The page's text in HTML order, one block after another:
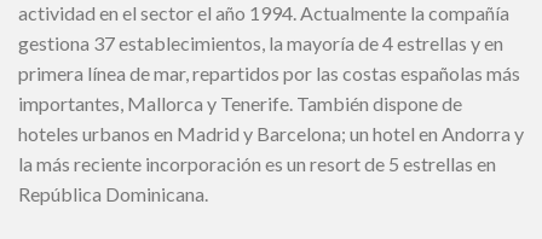
actividad en el sector el año 1994. Actualmente la compañía
gestiona 37 establecimientos, la mayoría de 4 estrellas y en
primera línea de mar, repartidos por las costas españolas más
importantes, Mallorca y Tenerife. También dispone de
hoteles urbanos en Madrid y Barcelona; un hotel en Andorra y
la más reciente incorporación es un resort de 5 estrellas en
República Dominicana.